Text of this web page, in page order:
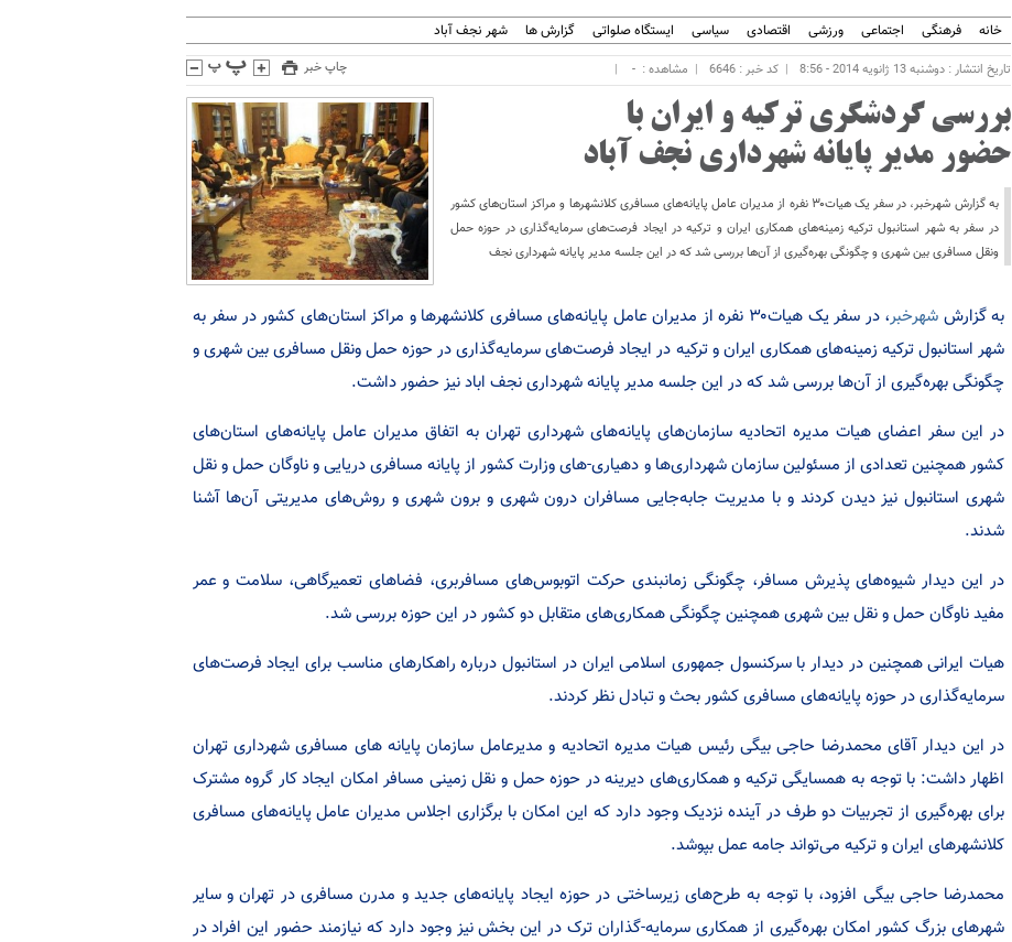
خانه فرهنگی اجتماعی ورزشی اقتصادی سیاسی ایستگاه صلواتی گزارش ها شهر نجف آباد
تاریخ انتشار : دوشنبه 13 ژانویه 2014 - 8:56 کد خبر : 6646 مشاهده : - چاپ خبر
بررسی گردشگری ترکیه و ایران با
حضور مدیر پایانه شهرداری نجف آباد
به گزارش شهرخبر، در سفر یک‌ هیات۳۰ نفره از مدیران عامل پایانه‌های مسافری کلانشهر‌ها و مراکز استان‌های کشور
در سفر به شهر استانبول ترکیه زمینه‌های همکاری ایران و ترکیه در ایجاد فرصت‌های سرمایه‌گذاری در حوزه حمل
ونقل مسافری بین شهری و چگونگی بهره‌گیری از آن‌ها بررسی شد که در این جلسه مدیر پایانه شهرداری نجف
به گزارش شهرخبر
، در سفر یک‌ هیات۳۰ نفره از مدیران عامل پایانه‌های مسافری کلانشهر‌ها و مراکز استان‌های کشور در سفر به
شهر استانبول ترکیه زمینه‌های همکاری ایران و ترکیه در ایجاد فرصت‌های سرمایه‌گذاری در حوزه حمل ونقل مسافری بین شهری و
چگونگی بهره‌گیری از آن‌ها بررسی شد که در این جلسه مدیر پایانه شهرداری نجف اباد نیز حضور داشت.
در این سفر اعضای هیات مدیره اتحادیه سازمان‌های پایانه‌های شهرداری تهران به اتفاق مدیران عامل پایانه‌های استان‌های
کشور همچنین تعدادی از مسئولین سازمان شهرداری‌ها و دهیاری-های وزارت کشور از پایانه مسافری دریایی و ناوگان حمل و نقل
شهری استانبول نیز دیدن کردند و با مدیریت جا‌به‌جایی مسافران درون شهری و برون شهری و روش‌های مدیریتی آن‌ها آشنا
شدند.
در این دیدار شیوه‌های پذیرش مسافر، چگونگی زمانبندی حرکت اتوبوس‌های مسافربری، فضاهای تعمیرگاهی، سلامت و عمر
مفید ناوگان حمل و نقل بین شهری همچنین چگونگی همکاری‌های متقابل دو کشور در این حوزه بررسی شد.
هیات ایرانی همچنین در دیدار با سرکنسول جمهوری اسلامی ایران در استانبول درباره راهکارهای مناسب برای ایجاد فرصت‌های
سرمایه‌گذاری در حوزه پایانه‌های مسافری کشور بحث و تبادل نظر کردند.
در این دیدار آقای محمدرضا حاجی بیگی رئیس هیات مدیره اتحادیه و مدیرعامل سازمان پایانه های مسافری شهرداری تهران
اظهار داشت: با توجه به همسایگی ترکیه و همکاری‌های دیرینه در حوزه حمل و نقل زمینی مسافر امکان ایجاد کار گروه مشترک
برای بهره‌گیری از تجربیات دو طرف در آینده نزدیک وجود دارد که این امکان با برگزاری اجلاس مدیران عامل پایانه‌های مسافری
کلانشهر‌های ایران و ترکیه می‌تواند جامه عمل بپوشد.
محمدرضا حاجی بیگی افزود، با توجه به طرح‌های زیرساختی در حوزه ایجاد پایانه‌های جدید و مدرن مسافری در تهران و سایر
شهر‌های بزرگ کشور امکان بهره‌گیری از همکاری سرمایه-گذاران ترک در این بخش نیز وجود دارد که نیازمند حضور این افراد در